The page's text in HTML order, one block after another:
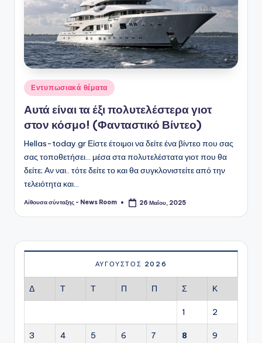
Αναρτήθηκε
σε
Εντυπωσιακά θέματα
Αυτά είναι τα έξι πολυτελέστερα γιοτ
στον κόσμο! (Φανταστικό Βίντεο)
Hellas-today.gr Είστε έτοιμοι να δείτε ένα βίντεο που σας
σας τοποθετήσει... μέσα στα πολυτελέστατα γιοτ που θα
δείτε; Αν ναι.. τότε δείτε το και θα συγκλονιστείτε από την
τελειότητα και…
Συγγραφέας:
Αίθουσα σύνταξης - News Room 26 Μαΐου, 2025
ΑΎΓΟΥΣΤΟΣ 2026
Δ Τ Τ Π Π Σ Κ
1 2
3 4 5 6 7 8 9